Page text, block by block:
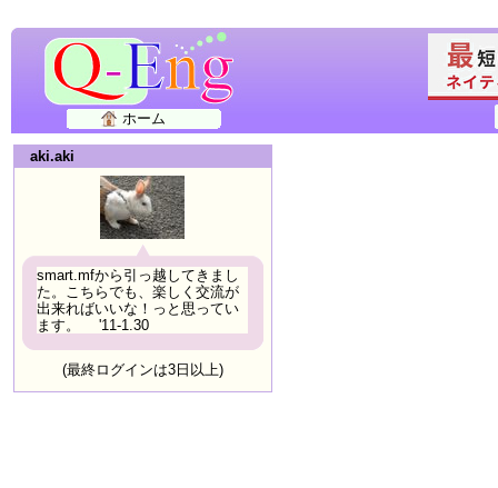
ホーム
aki.aki
smart.mfから引っ越してきまし
た。こちらでも、楽しく交流が
出来ればいいな！っと思ってい
ます。 '11-1.30
(最終ログインは3日以上)